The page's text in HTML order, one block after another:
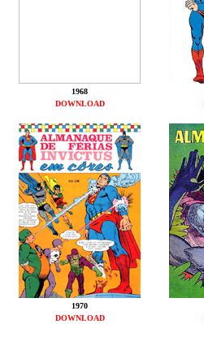
1968
DOWNLOAD
1970
DOWNLOAD